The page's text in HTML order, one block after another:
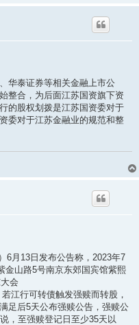
华泰证券等相关金融上市公
整合，为后面江苏国资旗下资
的股权划拨是江苏国资委对于
委对于江苏金融业的规范和整
6月13日发布公告称，2023年7
金山路5号南京东郊国宾馆紫熙
会
江行可转债触发强赎而转股，
足后5天公布强赎公告，强赎公
，至强赎登记日至少35天以